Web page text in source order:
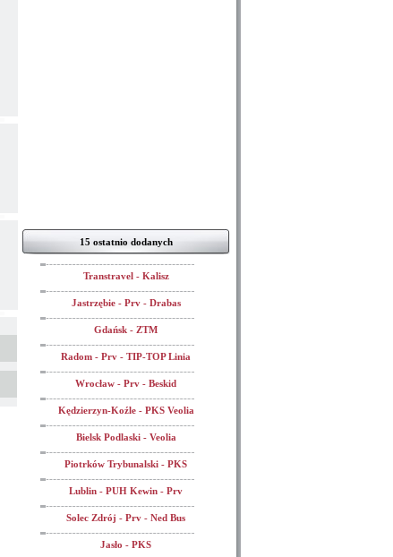
15 ostatnio dodanych
Transtravel - Kalisz
Jastrzębie - Prv - Drabas
Gdańsk - ZTM
Radom - Prv - TIP-TOP Linia
Wrocław - Prv - Beskid
Kędzierzyn-Koźle - PKS Veolia
Bielsk Podlaski - Veolia
Piotrków Trybunalski - PKS
Lublin - PUH Kewin - Prv
Solec Zdrój - Prv - Ned Bus
Jasło - PKS